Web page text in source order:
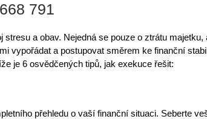
791
a obav. Nejedná se pouze o ztrátu
vypořádat a postupovat směrem ke finanční
je 6 osvědčených tipů, jak exekuce řešit:
přehledu o vaší finanční situaci. Seberte